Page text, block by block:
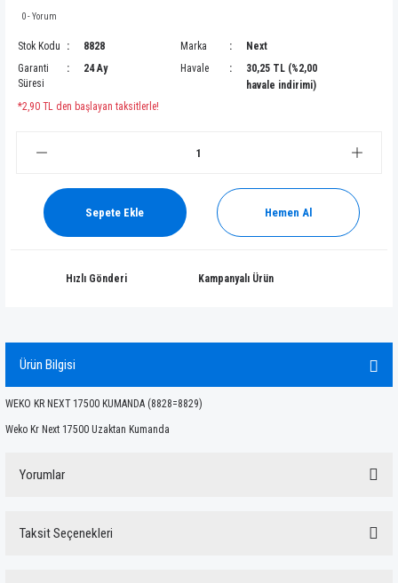
0 - Yorum
Stok Kodu 8828 Marka
Next
Garanti
Süresi
24 Ay Havale
30,25 TL (%2,00
havale indirimi)
*2,90 TL den başlayan taksitlerle!
Sepete Ekle Hemen Al
Hızlı Gönderi Kampanyalı Ürün
Ürün Bilgisi
WEKO KR NEXT 17500 KUMANDA (8828=8829)
Weko Kr Next 17500 Uzaktan Kumanda
Yorumlar
Taksit Seçenekleri